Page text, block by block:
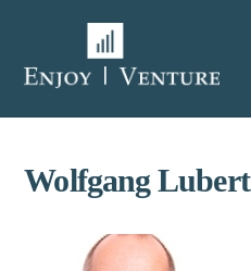
content
Wolfgang Lubert